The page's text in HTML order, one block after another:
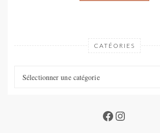
CATÉORIES
Sélectionner une catégorie
Facebook
Instagram